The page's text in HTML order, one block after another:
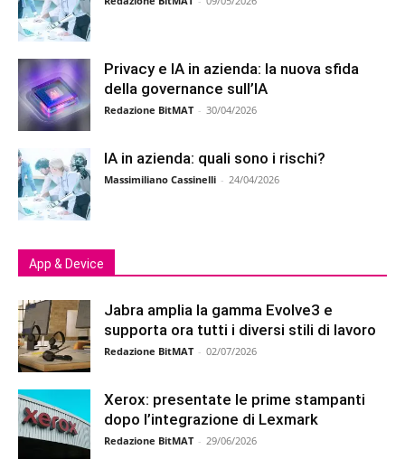
Privacy e IA in azienda: la nuova sfida
della governance sull’IA
Redazione BitMAT - 30/04/2026
IA in azienda: quali sono i rischi?
Massimiliano Cassinelli - 24/04/2026
App & Device
Jabra amplia la gamma Evolve3 e
supporta ora tutti i diversi stili di lavoro
Redazione BitMAT - 02/07/2026
Xerox: presentate le prime stampanti
dopo l’integrazione di Lexmark
Redazione BitMAT - 29/06/2026